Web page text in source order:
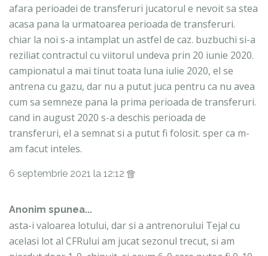
afara perioadei de transferuri jucatorul e nevoit sa stea
acasa pana la urmatoarea perioada de transferuri.
chiar la noi s-a intamplat un astfel de caz. buzbuchi si-a
reziliat contractul cu viitorul undeva prin 20 iunie 2020.
campionatul a mai tinut toata luna iulie 2020, el se
antrena cu gazu, dar nu a putut juca pentru ca nu avea
cum sa semneze pana la prima perioada de transferuri.
cand in august 2020 s-a deschis perioada de
transferuri, el a semnat si a putut fi folosit. sper ca m-
am facut inteles.
6 septembrie 2021 la 12:12
Anonim spunea...
asta-i valoarea lotului, dar si a antrenorului Teja! cu
acelasi lot al CFRului am jucat sezonul trecut, si am